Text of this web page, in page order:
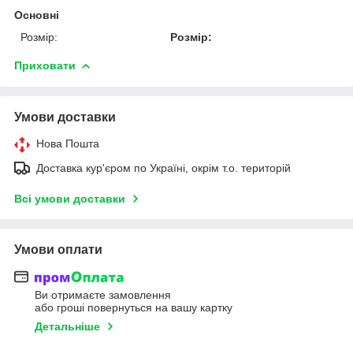
Основні
Розмір:
Розмір:
Приховати
Умови доставки
Нова Пошта
Доставка кур'єром по Україні, окрім т.о. територій
Всі умови доставки
Умови оплати
Ви отримаєте замовлення
або гроші повернуться на вашу картку
Детальніше